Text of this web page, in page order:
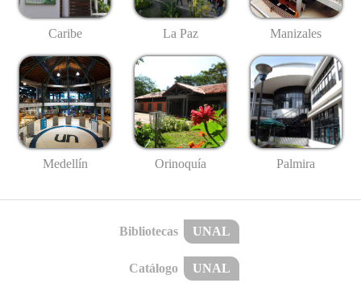
Caribe La Paz Manizales
Medellín Orinoquía Palmira
Bibliotecas UNAL
Catálogo UNAL